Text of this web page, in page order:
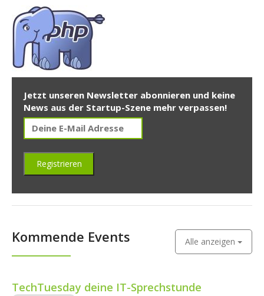
Jetzt unseren Newsletter abonnieren und keine
News aus der Startup-Szene mehr verpassen!
Kommende Events Alle anzeigen
TechTuesday deine IT-Sprechstunde